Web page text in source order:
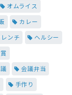
オムライス
カレー
ンチ
ヘルシー
会議弁当
手作り